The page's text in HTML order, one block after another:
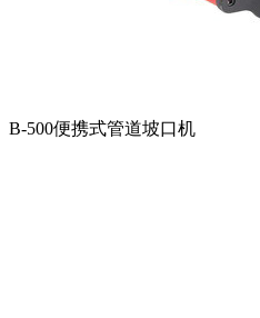
B-500便携式管道坡口机